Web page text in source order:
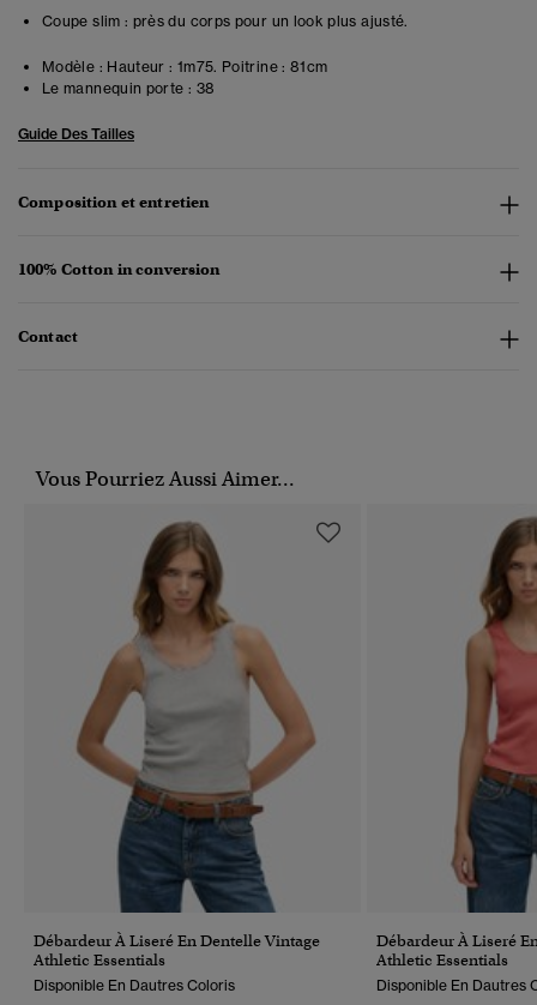
Coupe slim : près du corps pour un look plus ajusté.
Modèle : Hauteur : 1m75. Poitrine : 81cm
Le mannequin porte : 38
Guide Des Tailles
Composition et entretien
100% Cotton in conversion
Contact
Vous Pourriez Aussi Aimer...
Débardeur À Liseré En Dentelle Vintage
Athletic Essentials
Disponible En Dautres Coloris
Débardeur À Liseré
Athletic Essentials
Disponible En Dautres